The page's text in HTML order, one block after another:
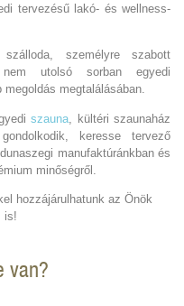
tervezésű lakó- és wellness-
személyre szabott
utolsó sorban egyedi
megtalálásában.
szauna , kültéri szaunaház
keresse tervező
manufaktúránkban és
minőségről.
hozzájárulhatunk az Önök
is!
van?